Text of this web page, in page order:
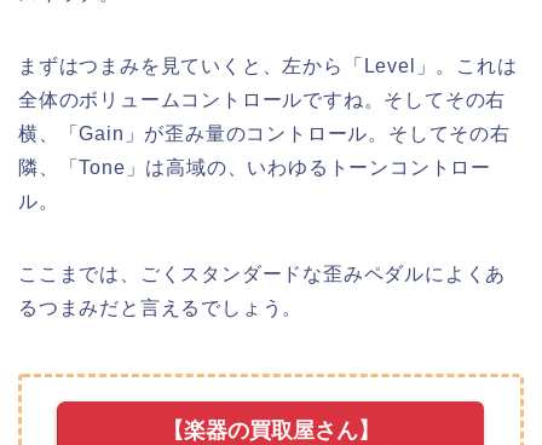
まずはつまみを見ていくと、左から「Level」。これは
全体のボリュームコントロールですね。そしてその右
横、「Gain」が歪み量のコントロール。そしてその右
隣、「Tone」は高域の、いわゆるトーンコントロー
ル。
ここまでは、ごくスタンダードな歪みペダルによくあ
るつまみだと言えるでしょう。
【楽器の買取屋さん】